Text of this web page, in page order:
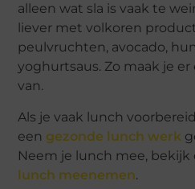
alleen wat sla is vaak te
liever met volkoren
peulvruchten, avocado,
yoghurtsaus. Zo maak je
van.
Als je vaak lunch
een gezonde lunch werk
Neem je lunch mee, bekijk
lunch meenemen.